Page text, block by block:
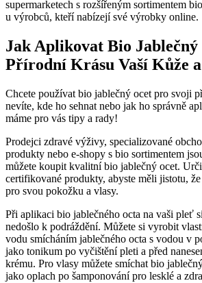
supermarketech s rozšířeným sortimentem
u výrobců, kteří nabízejí své výrobky online.
Jak⁣ Aplikovat Bio ‍Jablečný⁤
Přírodní Krásu Vaší Kůže
Chcete používat⁤ bio jablečný ocet pro svoji
nevíte, kde ho sehnat‌ nebo⁢ jak ho ⁤správně‌
máme pro vás⁢ tipy a rady!
Prodejci zdravé výživy, specializované
produkty nebo e-shopy s bio sortimentem
můžete koupit kvalitní bio jablečný ocet.
certifikované produkty,⁣ abyste měli jistotu,
pro ⁤svou‍ pokožku a vlasy.
Při aplikaci bio jablečného octa na vaši pleť
⁤nedošlo k podráždění. Můžete si vyrobit
vodu smícháním jablečného octa s vodou v
jako tonikum po vyčištění pleti a​ před
krému.‌ Pro vlasy ⁢můžete smíchat bio
jako oplach po šamponování pro lesklé a